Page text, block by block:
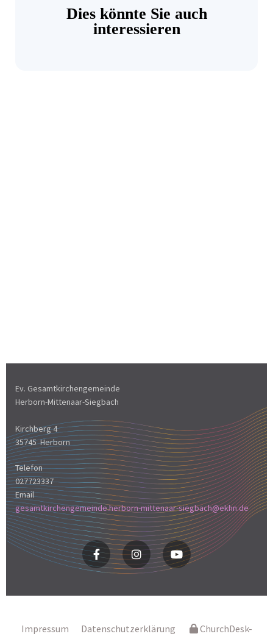
Dies könnte Sie auch
interessieren
Ev. Gesamtkirchengemeinde
Herborn-Mittenaar-Siegbach
Kirchberg 4
35745 Herborn
Telefon
027723337
Email
gesamtkirchengemeinde.herborn-mittenaar-siegbach@ekhn.de
Impressum Datenschutzerklärung
ChurchDesk-